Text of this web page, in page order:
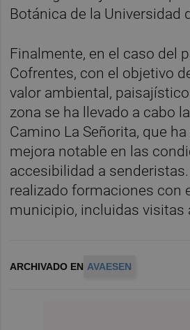
Botánica de la Universidad
Finalmente, en el caso del
Cofrentes, con el objetivo
valor ambiental,
zona se ha llevado a cabo
Camino La Señorita, que
mejora notable en las
accesibilidad a
realizado formaciones con
municipio, incluidas visitas
ARCHIVADO EN AVAESEN